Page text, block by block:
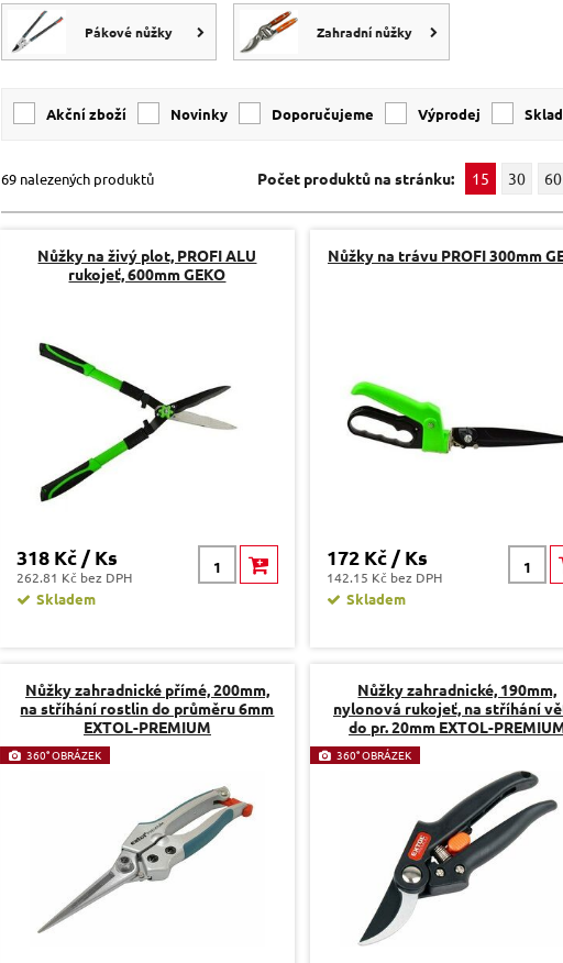
Pákové nůžky Zahradní nůžky
Akční zboží Novinky Doporučujeme Výprodej
69 nalezených produktů Počet produktů na stránku: 15 30 60
Nůžky na živý plot, PROFI ALU
rukojeť, 600mm GEKO
318 Kč / Ks
262.81 Kč bez DPH
Skladem
Nůžky na trávu PROFI 300mm
172 Kč / Ks
142.15 Kč bez DPH
Skladem
Nůžky zahradnické přímé, 200mm,
na stříhání rostlin do průměru 6mm
EXTOL-PREMIUM
360° OBRÁZEK
Nůžky zahradnické, 190mm,
nylonová rukojeť, na stříhání
do pr. 20mm EXTOL-
360° OBRÁZEK